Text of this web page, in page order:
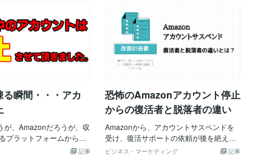
、売れる商材のリサーチ
り、人件費を使ったりと
では、あまり売上をあげ
いて、かなり非効率な手
。なぜなら、実際リサー
しまうからです。 コロ
響もあり、主婦の方、学
方、ありとあらゆる方が
りを受け、EC物販業界に
す。今は、まさに戦国時
いった具合ではないでし
ようプログラム？タスク設定？し、納品
したいと考えています。 なぜなら、今
年、私事ですが、M1チップ搭載のMacBo
okを購入し、Pythonの環境再構築した際
に・・・えらいとまどったからです笑社
内報告などには、便利ですが、やはり、
ね笑各種ドライバ等、バージョンアップ
した際、お客様の環境構築までサポート
するのは、さすがに難しいという見解で
す。現在MacとWindowsでも、かんたん
に稼働出来るソフトウェアで、検証はし
ています。
瞬間・・・アカ
が、Amazonだろうが、収
プラットフォームから来
これほど、怖いものはあ
記事
恐怖のAmazonアカウント停止
からの復活者と脱落者の違い
Amazonから、アカウントサスペンドを
受け、復活サポートの依頼が後を絶えま
せん。当方としても、出来うる限り全て
記事
ビジネス・マーケティング